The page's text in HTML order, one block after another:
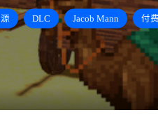
DLC Jacob Mann 付费